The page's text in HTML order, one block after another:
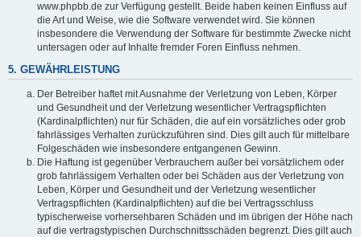
www.phpbb.de zur Verfügung gestellt. Beide haben keinen Einfluss auf
die Art und Weise, wie die Software verwendet wird. Sie können
insbesondere die Verwendung der Software für bestimmte Zwecke nicht
untersagen oder auf Inhalte fremder Foren Einfluss nehmen.
5. GEWÄHRLEISTUNG
Der Betreiber haftet mit Ausnahme der Verletzung von Leben, Körper
und Gesundheit und der Verletzung wesentlicher Vertragspflichten
(Kardinalpflichten) nur für Schäden, die auf ein vorsätzliches oder grob
fahrlässiges Verhalten zurückzuführen sind. Dies gilt auch für mittelbare
Folgeschäden wie insbesondere entgangenen Gewinn.
Die Haftung ist gegenüber Verbrauchern außer bei vorsätzlichem oder
grob fahrlässigem Verhalten oder bei Schäden aus der Verletzung von
Leben, Körper und Gesundheit und der Verletzung wesentlicher
Vertragspflichten (Kardinalpflichten) auf die bei Vertragsschluss
typischerweise vorhersehbaren Schäden und im übrigen der Höhe nach
auf die vertragstypischen Durchschnittsschäden begrenzt. Dies gilt auch